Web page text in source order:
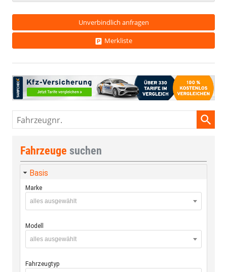
Unverbindlich anfragen
Merkliste
Fahrzeugnr.
Fahrzeuge suchen
Basis
Marke
alles ausgewählt
Modell
alles ausgewählt
Fahrzeugtyp